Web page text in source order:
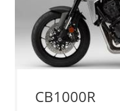
CB1000R